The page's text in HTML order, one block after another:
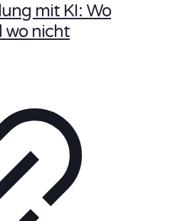
mit KI: Wo
wo nicht